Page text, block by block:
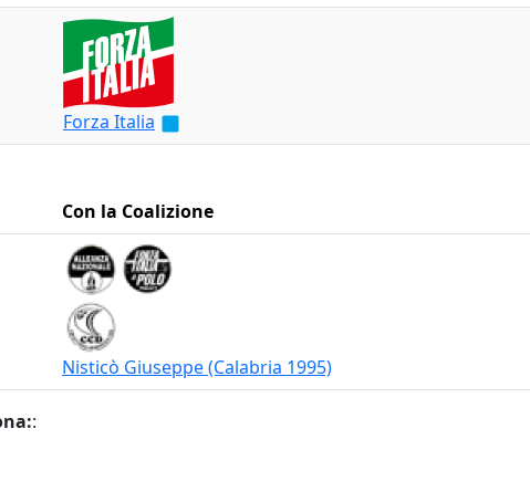
Forza Italia
Con la Coalizione
Nisticò Giuseppe (Calabria 1995)
: